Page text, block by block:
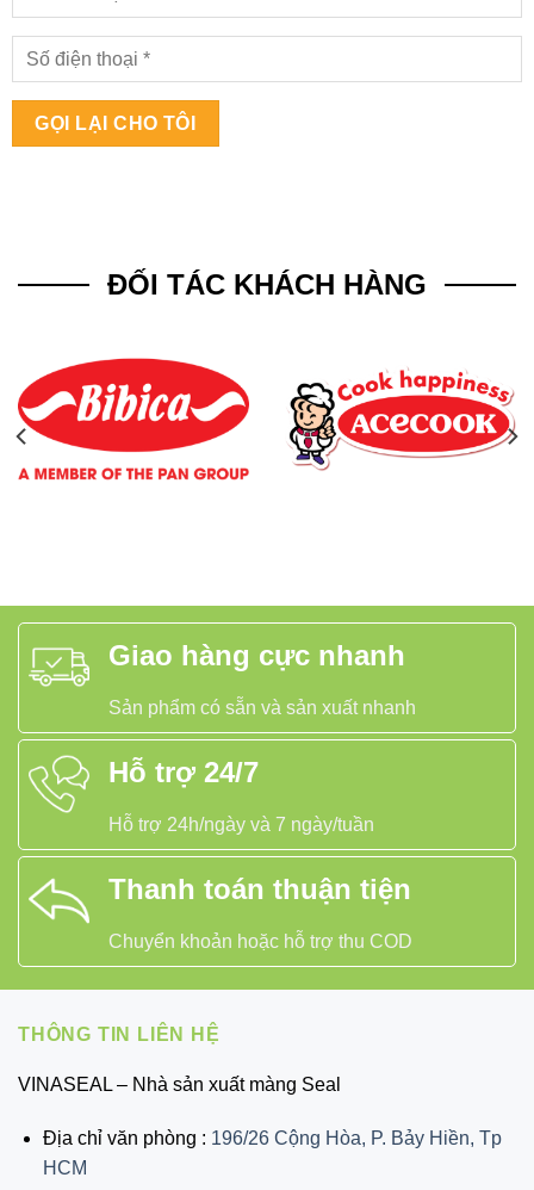
ĐỐI TÁC KHÁCH HÀNG
Giao hàng cực nhanh
Sản phẩm có sẵn và sản xuất nhanh
Hỗ trợ 24/7
Hỗ trợ 24h/ngày và 7 ngày/tuần
Thanh toán thuận tiện
Chuyển khoản hoặc hỗ trợ thu COD
THÔNG TIN LIÊN HỆ
VINASEAL – Nhà sản xuất màng Seal
Địa chỉ văn phòng : 196/26 Cộng Hòa, P. Bảy Hiền, Tp
HCM